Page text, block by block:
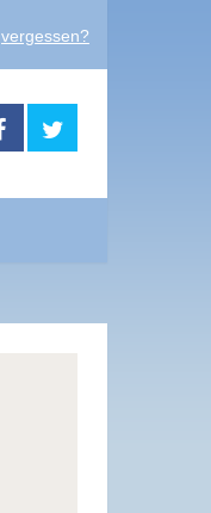
vergessen?